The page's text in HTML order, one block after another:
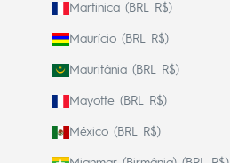
Martinica (BRL R$)
Maurício (BRL R$)
Mauritânia (BRL R$)
Mayotte (BRL R$)
México (BRL R$)